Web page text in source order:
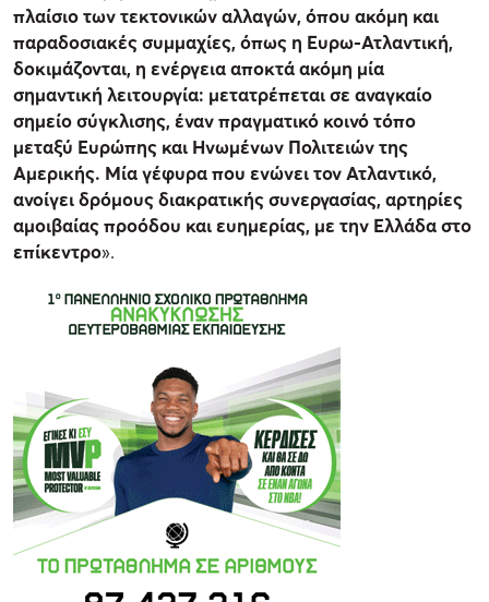
πλαίσιο των τεκτονικών αλλαγών, όπου ακόμη και
παραδοσιακές συμμαχίες, όπως η Ευρω-Ατλαντική,
δοκιμάζονται, η ενέργεια αποκτά ακόμη μία
σημαντική λειτουργία: μετατρέπεται σε αναγκαίο
σημείο σύγκλισης, έναν πραγματικό κοινό τόπο
μεταξύ Ευρώπης και Ηνωμένων Πολιτειών της
Αμερικής. Μία γέφυρα που ενώνει τον Ατλαντικό,
ανοίγει δρόμους διακρατικής συνεργασίας, αρτηρίες
αμοιβαίας προόδου και ευημερίας, με την Ελλάδα στο
επίκεντρο».